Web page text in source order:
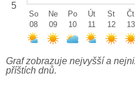
5
So
08
Ne
09
Po
10
Út
11
St
12
Čt
13
Graf zobrazuje nejvyšší a
příštích dnů.